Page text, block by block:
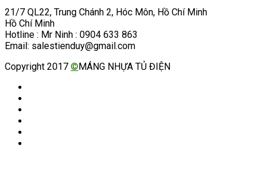
21/7 QL22, Trung Chánh 2, Hóc Môn, Hồ Chí Minh
Hồ Chí Minh
Hotline : Mr Ninh : 0904 633 863
Email: salestienduy@gmail.com
Copyright 2017 © MÁNG NHỰA TỦ ĐIỆN